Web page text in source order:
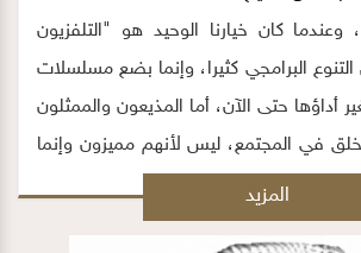
كان خيارنا الوحيد هو "التلفزيون
البرامجي كثيرا، وإنما بضع مسلسلات
أداؤها حتى الآن، أما المذيعون والممثلون
في المجتمع، ليس لأنهم مميزون وإنما
ولا بديل لهم.
المزيد